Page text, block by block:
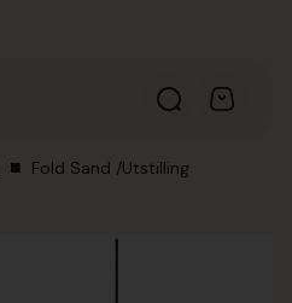
Fold Sand /Utstilling